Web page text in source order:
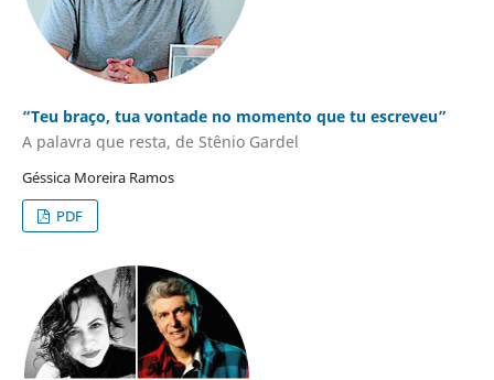
“Teu braço, tua vontade no momento que tu escreveu”
A palavra que resta, de Stênio Gardel
Géssica Moreira Ramos
PDF